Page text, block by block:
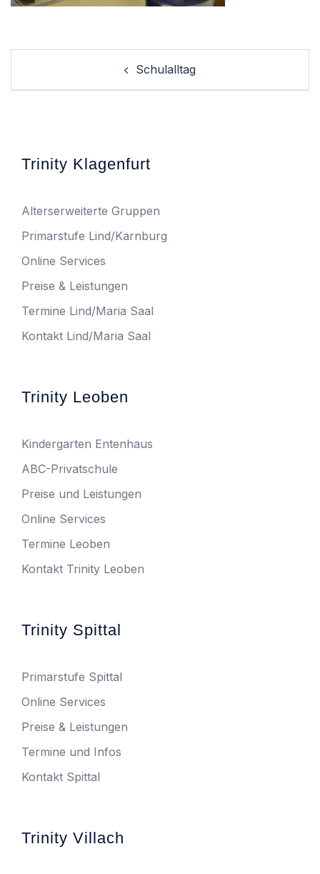
Schulalltag
Trinity Klagenfurt
Alterserweiterte Gruppen
Primarstufe Lind/Karnburg
Online Services
Preise & Leistungen
Termine Lind/Maria Saal
Kontakt Lind/Maria Saal
Trinity Leoben
Kindergarten Entenhaus
ABC-Privatschule
Preise und Leistungen
Online Services
Termine Leoben
Kontakt Trinity Leoben
Trinity Spittal
Primarstufe Spittal
Online Services
Preise & Leistungen
Termine und Infos
Kontakt Spittal
Trinity Villach